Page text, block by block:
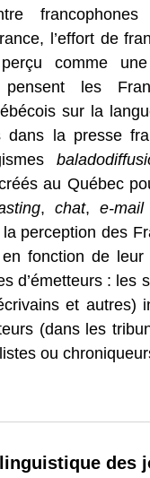
francophones
l’effort de
comme une
pensent les
sur la
dans la presse
au Québec
, chat, e-mail
perception des
fonction de leur
d’émetteurs : les
et autres)
(dans les
ou
des